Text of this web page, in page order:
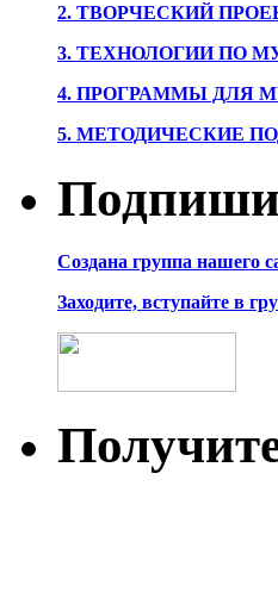
2. ТВОРЧЕСКИЙ
3. ТЕХНОЛОГИИ ПО
4. ПРОГРАММЫ ДЛЯ
5. МЕТОДИЧЕСКИЕ
Создана группа
Заходите, вступайте в